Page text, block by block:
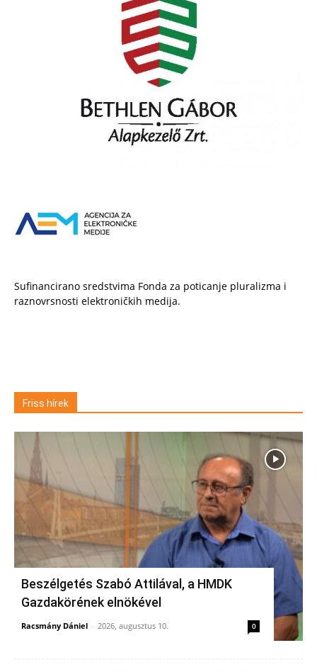
Sufinancirano sredstvima Fonda za poticanje pluralizma i
raznovrsnosti elektroničkih medija.
Friss hírek
Beszélgetés Szabó Attilával, a HMDK
Gazdakörének elnökével
Racsmány Dániel - 2026, augusztus 10. 0